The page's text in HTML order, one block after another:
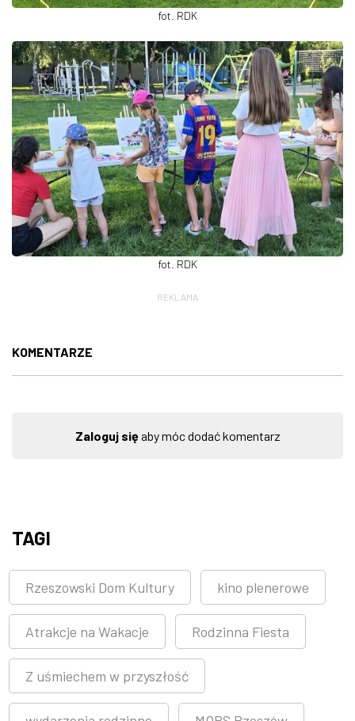
fot. RDK
fot. RDK
REKLAMA
KOMENTARZE
Zaloguj sięaby móc dodać komentarz
TAGI
Rzeszowski Dom Kultury kino plenerowe
Atrakcje na Wakacje Rodzinna Fiesta
Z uśmiechem w przyszłość